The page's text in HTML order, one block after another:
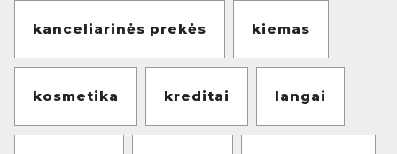
kanceliarinės prekės kiemas
kosmetika kreditai langai